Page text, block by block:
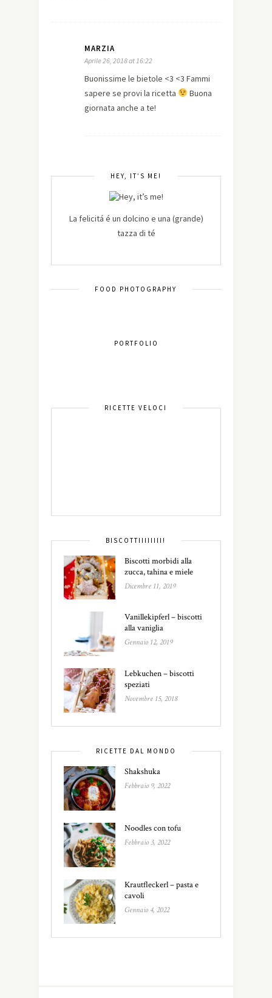
MARZIA
Aprile 26, 2018 at 16:22
Buonissime le bietole <3 <3 Fammi
sapere se provi la ricetta
Buona
giornata anche a te!
HEY, IT’S ME!
La felicitá é un dolcino e una (grande)
tazza di té
FOOD PHOTOGRAPHY
PORTFOLIO
RICETTE VELOCI
BISCOTTIIIIIIII!
Biscotti morbidi alla
zucca, tahina e miele
Dicembre 11, 2019
Vanillekipferl – biscotti
alla vaniglia
Gennaio 12, 2019
Lebkuchen – biscotti
speziati
Novembre 15, 2018
RICETTE DAL MONDO
Shakshuka
Febbraio 9, 2022
Noodles con tofu
Febbraio 3, 2022
Krautfleckerl – pasta e
cavoli
Gennaio 4, 2022